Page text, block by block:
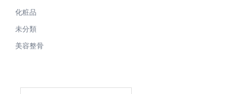
化粧品
未分類
美容整骨
検